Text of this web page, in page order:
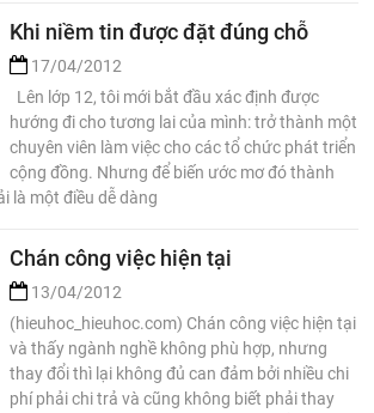
Khi niềm tin được đặt đúng chỗ
17/04/2012
Lên lớp 12, tôi mới bắt đầu xác định được
hướng đi cho tương lai của mình: trở thành một
chuyên viên làm việc cho các tổ chức phát triển
cộng đồng. Nhưng để biến ước mơ đó thành
là một điều dễ dàng
Chán công việc hiện tại
13/04/2012
(hieuhoc_hieuhoc.com) Chán công việc hiện tại
và thấy ngành nghề không phù hợp, nhưng
thay đổi thì lại không đủ can đảm bởi nhiều chi
phí phải chi trả và cũng không biết phải thay